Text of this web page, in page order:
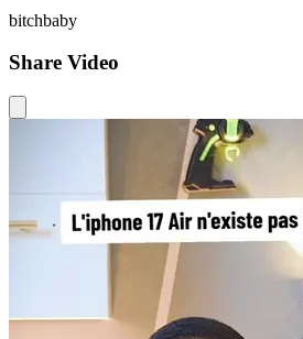
bitchbaby
Share Video